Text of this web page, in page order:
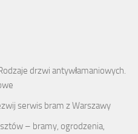
drzwi antywłamaniowych.
serwis bram z Warszawy
– bramy, ogrodzenia,